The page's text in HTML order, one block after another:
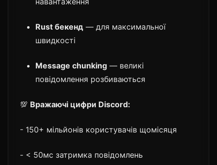
Rust бекенд — для максимальної
швидкості
Message chunking — великі
повідомлення розбиваються
💯 Вражаючі цифри Discord:
- 150+ мільйонів користувачів щомісяця
- < 50мс затримка повідомлень